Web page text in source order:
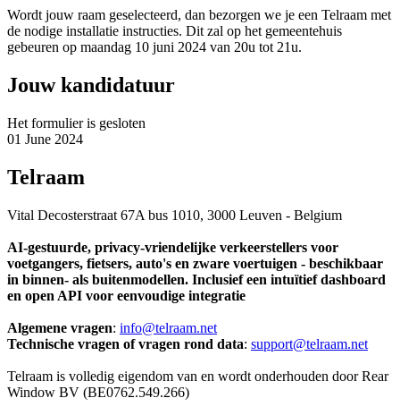
Wordt jouw raam geselecteerd, dan bezorgen we je een Telraam met
de nodige installatie instructies. Dit zal op het gemeentehuis
gebeuren op maandag 10 juni 2024 van 20u tot 21u.
Jouw kandidatuur
Het formulier is gesloten
01 June 2024
Telraam
Vital Decosterstraat 67A bus 1010, 3000 Leuven - Belgium
AI-gestuurde, privacy-vriendelijke verkeerstellers voor
voetgangers, fietsers, auto's en zware voertuigen - beschikbaar
in binnen- als buitenmodellen. Inclusief een intuïtief dashboard
en open API voor eenvoudige integratie
Algemene vragen: info@telraam.net
Technische vragen of vragen rond data: support@telraam.net
Telraam is volledig eigendom van en wordt onderhouden door Rear
Window BV (BE0762.549.266)